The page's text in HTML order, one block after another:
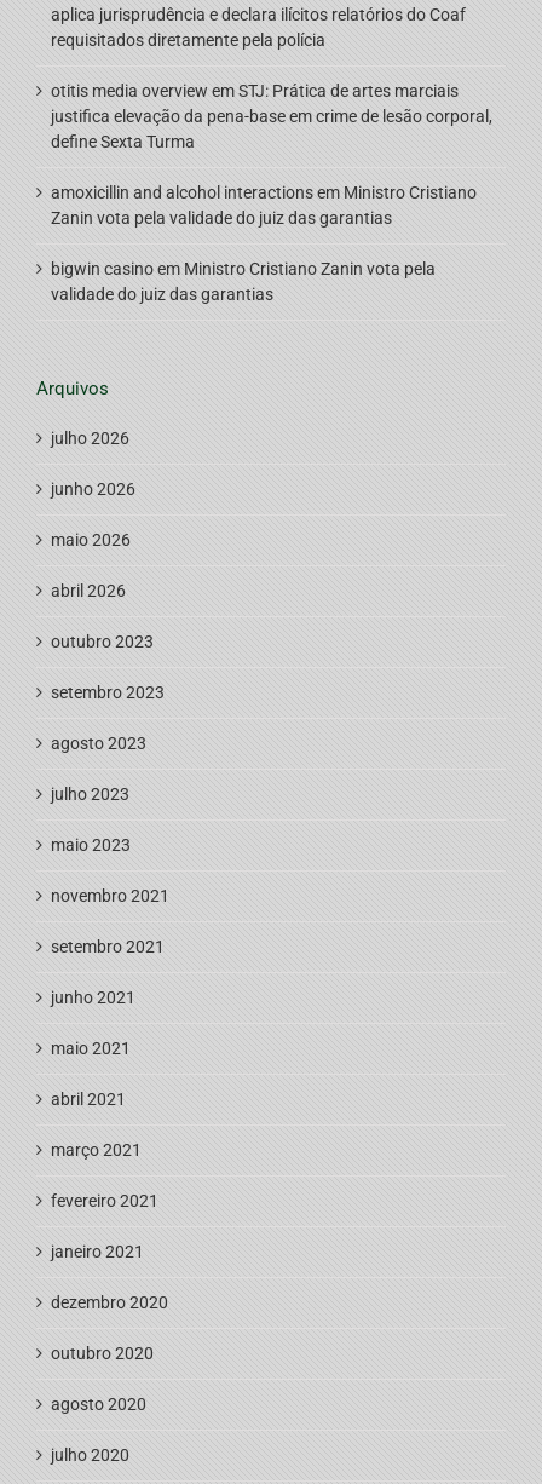
aplica jurisprudência e declara ilícitos relatórios do Coaf
requisitados diretamente pela polícia
otitis media overviewemSTJ: Prática de artes marciais
justifica elevação da pena-base em crime de lesão corporal,
define Sexta Turma
amoxicillin and alcohol interactionsem Ministro Cristiano
Zanin vota pela validade do juiz das garantias
bigwin casinoem Ministro Cristiano Zanin vota pela
validade do juiz das garantias
Arquivos
julho 2026
junho 2026
maio 2026
abril 2026
outubro 2023
setembro 2023
agosto 2023
julho 2023
maio 2023
novembro 2021
setembro 2021
junho 2021
maio 2021
abril 2021
março 2021
fevereiro 2021
janeiro 2021
dezembro 2020
outubro 2020
agosto 2020
julho 2020